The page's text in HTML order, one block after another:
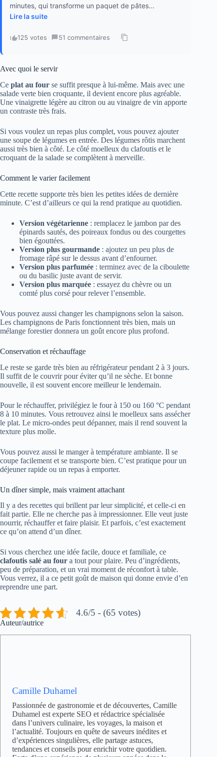
minutes, qui transforme un paquet de pâtes...
Lire la suite
125 votes · 51 commentaires ·
Avec quoi le servir
Ce plat au four se suffit presque à lui-même. Mais avec une
salade verte bien croquante, il devient encore plus agréable.
Une vinaigrette légère au citron ou au vinaigre de vin apporte
un contraste très frais.
Si vous voulez un repas plus complet, vous pouvez ajouter
une soupe de légumes en entrée. Des légumes rôtis marchent
aussi très bien à côté. Le côté moelleux du clafoutis et le
croquant de la salade se complètent à merveille.
Comment le varier facilement
Cette recette supporte très bien les petites idées de dernière
minute. C’est d’ailleurs ce qui la rend pratique au quotidien.
Version végétarienne : remplacez le jambon par des
épinards sautés, des poireaux fondus ou des courgettes
bien égouttées.
Version plus gourmande : ajoutez un peu plus de
fromage râpé sur le dessus avant d’enfourner.
Version plus parfumée : terminez avec de la ciboulette
ou du basilic juste avant de servir.
Version plus marquée : essayez du chèvre ou un
comté plus corsé pour relever l’ensemble.
Vous pouvez aussi changer les champignons selon la saison.
Les champignons de Paris fonctionnent très bien, mais un
mélange forestier donnera un goût encore plus profond.
Conservation et réchauffage
Le reste se garde très bien au réfrigérateur pendant 2 à 3 jours.
Il suffit de le couvrir pour éviter qu’il ne sèche. Et bonne
nouvelle, il est souvent encore meilleur le lendemain.
Pour le réchauffer, privilégiez le four à 150 ou 160 °C pendant
8 à 10 minutes. Vous retrouvez ainsi le moelleux sans assécher
le plat. Le micro-ondes peut dépanner, mais il rend souvent la
texture plus molle.
Vous pouvez aussi le manger à température ambiante. Il se
coupe facilement et se transporte bien. C’est pratique pour un
déjeuner rapide ou un repas à emporter.
Un dîner simple, mais vraiment attachant
Il y a des recettes qui brillent par leur simplicité, et celle-ci en
fait partie. Elle ne cherche pas à impressionner. Elle veut juste
nourrir, réchauffer et faire plaisir. Et parfois, c’est exactement
ce qu’on attend d’un dîner.
Si vous cherchez une idée facile, douce et familiale, ce
clafoutis salé au four a tout pour plaire. Peu d’ingrédients,
peu de préparation, et un vrai moment de réconfort à table.
Vous verrez, il a ce petit goût de maison qui donne envie d’en
reprendre une part.
4.6/5 - (65 votes)
Auteur/autrice
Camille Duhamel
Passionnée de gastronomie et de découvertes, Camille
Duhamel est experte SEO et rédactrice spécialisée
dans l’univers culinaire, les voyages, la maison et
l’actualité. Toujours en quête de saveurs inédites et
d’expériences singulières, elle partage astuces,
tendances et conseils pour enrichir votre quotidien.